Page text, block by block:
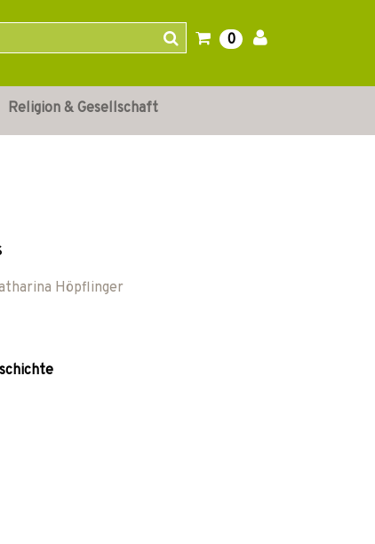
0
Religion & Gesellschaft
Höpflinger